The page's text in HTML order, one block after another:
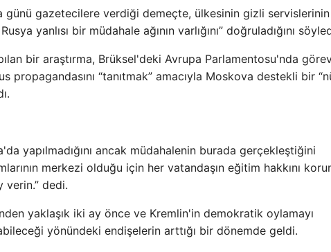
günü gazetecilere verdiği demeçte, ülkesinin gizli servislerinin
yanlısı bir müdahale ağının varlığını” doğruladığını
bir araştırma, Brüksel'deki Avrupa Parlamentosu'nda
“tanıtmak” amacıyla Moskova destekli bir
yapılmadığını ancak müdahalenin burada gerçekleştiğini
merkezi olduğu için her vatandaşın eğitim hakkını
verin.” dedi.
yaklaşık iki ay önce ve Kremlin'in demokratik oylamayı
yönündeki endişelerin arttığı bir dönemde geldi.